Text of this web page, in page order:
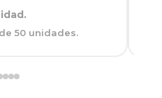
50 unidades.